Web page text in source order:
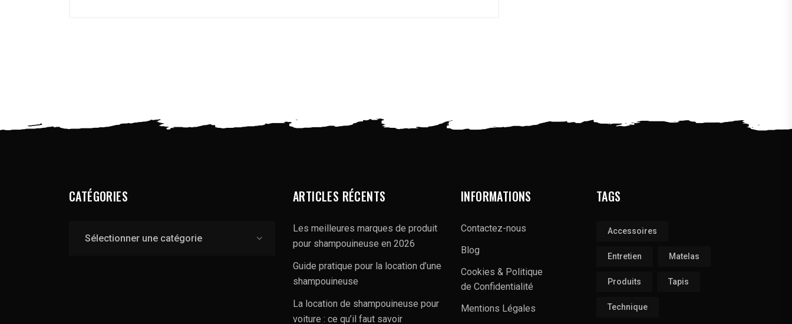
CATÉGORIES ARTICLES RÉCENTS
Les meilleures marques de produit
pour shampouineuse en 2026
Guide pratique pour la location d’une
shampouineuse
La location de shampouineuse pour
voiture : ce qu’il faut savoir
INFORMATIONS
Contactez-nous
Blog
Cookies & Politique
de Confidentialité
Mentions Légales
TAGS
Accessoires
Entretien Matelas
Produits Tapis
Technique